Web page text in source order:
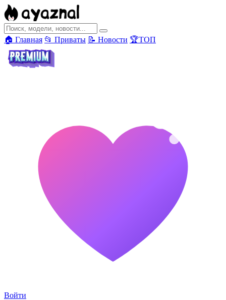
🏠 Главная 📂 Приваты 📝 Новости 🏆ТОП
Войти